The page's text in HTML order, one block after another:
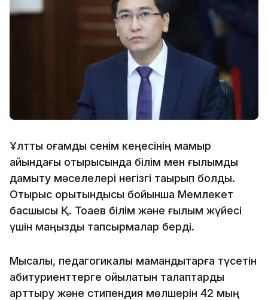
Ұлттық қоғамдық сенім кеңесінің мамыр
айындағы отырысында білім мен ғылымды
дамыту мәселелері негізгі тақырып болды.
Отырыс қорытындысы бойынша Мемлекет
басшысы Қ. Тоқаев білім және ғылым жүйесі
үшін маңызды тапсырмалар берді.
Мысалы, педагогикалық мамандықтарға түсетін
абитуриенттерге қойылатын талаптарды
арттыру және стипендия мөлшерін 42 мың